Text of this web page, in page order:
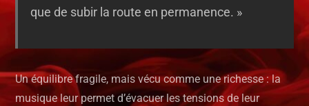
que de subir la route en permanence. »
Un équilibre fragile, mais vécu comme une richesse : la
musique leur permet d’évacuer les tensions de leur